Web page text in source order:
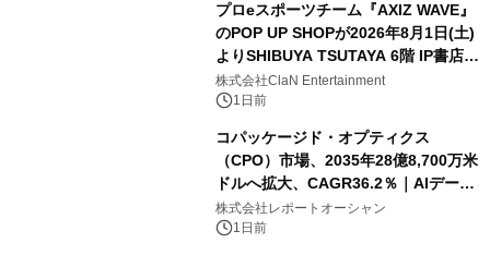
プロeスポーツチーム『AXIZ WAVE』
のPOP UP SHOPが2026年8月1日(土)
よりSHIBUYA TSUTAYA 6階 IP書店で
開催決定！！
株式会社ClaN Entertainment
1日前
コパッケージド・オプティクス
（CPO）市場、2035年28億8,700万米
ドルへ拡大、CAGR36.2％｜AIデータ
センター・高速光通信需要が成長を加
速
株式会社レポートオーシャン
1日前